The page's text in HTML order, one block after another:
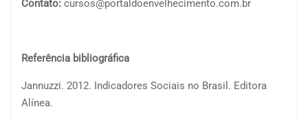
Contato: cursos@portaldoenvelhecimento.com.br
Referência bibliográfica
Jannuzzi. 2012. Indicadores Sociais no Brasil. Editora
Alínea.